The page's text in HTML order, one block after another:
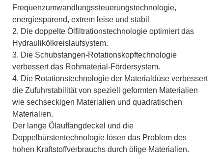
Frequenzumwandlungssteuerungstechnologie,
energiesparend, extrem leise und stabil
2. Die doppelte Ölfiltrationstechnologie optimiert das
Hydraulikölkreislaufsystem.
3. Die Schubstangen-Rotationskopftechnologie
verbessert das Rohmaterial-Fördersystem.
4. Die Rotationstechnologie der Materialdüse verbessert
die Zufuhrstabilität von speziell geformten Materialien
wie sechseckigen Materialien und quadratischen
Materialien.
Der lange Ölauffangdeckel und die
Doppelbürstentechnologie lösen das Problem des
hohen Kraftstoffverbrauchs durch ölige Materialien.